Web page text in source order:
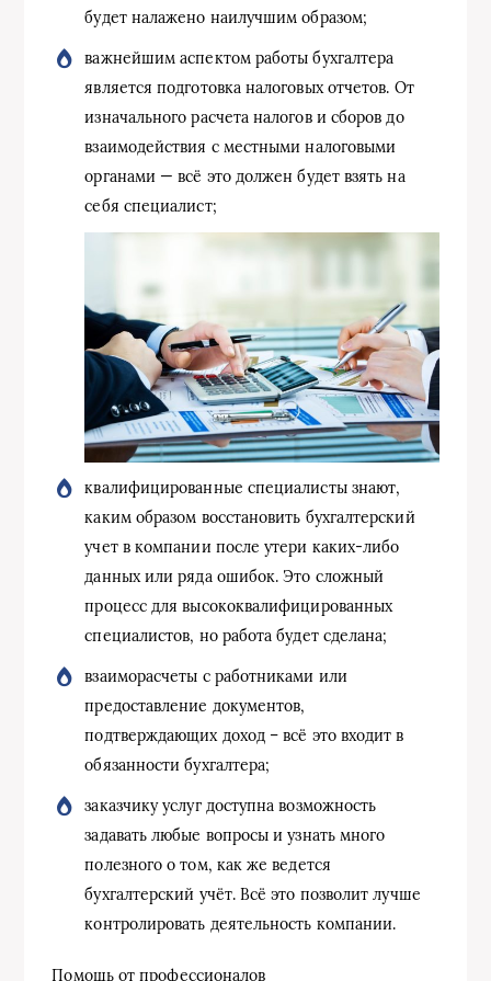
будет налажено наилучшим образом;
важнейшим аспектом работы бухгалтера
является подготовка налоговых отчетов. От
изначального расчета налогов и сборов до
взаимодействия с местными налоговыми
органами — всё это должен будет взять на
себя специалист;
квалифицированные специалисты знают,
каким образом восстановить бухгалтерский
учет в компании после утери каких-либо
данных или ряда ошибок. Это сложный
процесс для высококвалифицированных
специалистов, но работа будет сделана;
взаиморасчеты с работниками или
предоставление документов,
подтверждающих доход – всё это входит в
обязанности бухгалтера;
заказчику услуг доступна возможность
задавать любые вопросы и узнать много
полезного о том, как же ведется
бухгалтерский учёт. Всё это позволит лучше
контролировать деятельность компании.
Помощь от профессионалов